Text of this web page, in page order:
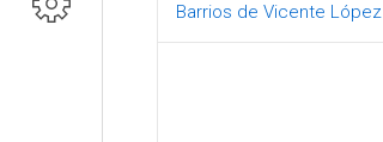
Barrios de Vicente López